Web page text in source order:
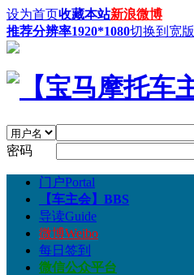
设为首页收藏本站新浪微博
推荐分辨率1920*1080切换到宽版
密码
门户Portal
【车主会】 BBS
导读Guide
微博Weibo
每日签到
微信公众平台